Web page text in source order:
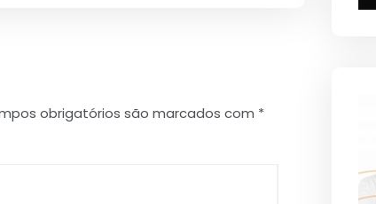
obrigatórios são marcados com *